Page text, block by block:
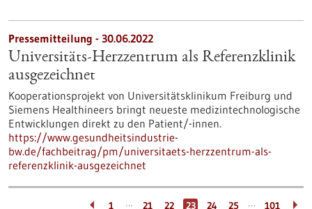
Pressemitteilung - 30.06.2022
Universitäts-Herzzentrum als Referenzklinik
ausgezeichnet
Kooperationsprojekt von Universitätsklinikum Freiburg und
Siemens Healthineers bringt neueste medizintechnologische
Entwicklungen direkt zu den Patient/-innen.
https://www.gesundheitsindustrie-
bw.de/fachbeitrag/pm/universitaets-herzzentrum-als-
referenzklinik-ausgezeichnet
1 … 21 22 23 24 25 … 101